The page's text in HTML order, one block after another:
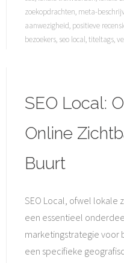
zoekopdrachten, meta-
aanwezigheid, positieve
bezoekers, seo local,titeltags,
SEO Local:
Online
Buurt
SEO Local, ofwel lokale
een essentieel
marketingstrategie voor
een specifieke